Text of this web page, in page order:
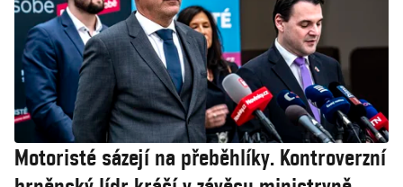
Motoristé sázejí na přeběhlíky. Kontroverzní